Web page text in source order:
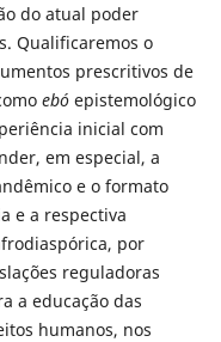
do atual poder
Qualificaremos o
prescritivos de
ebóepistemológico
inicial com
em especial, a
e o formato
e a respectiva
por
reguladoras
a educação das
humanos, nos